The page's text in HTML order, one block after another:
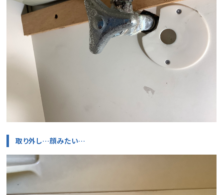
取り外し…顔みたい…